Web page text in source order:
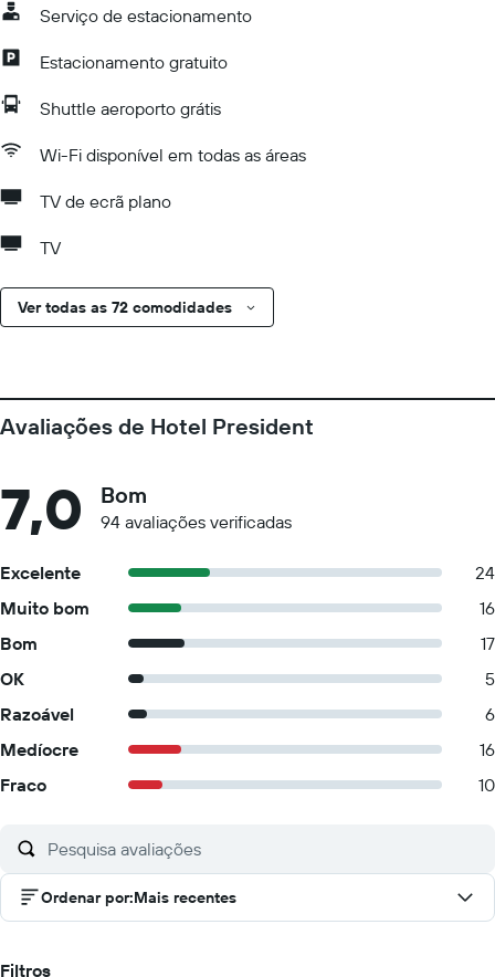
Serviço de estacionamento
Estacionamento gratuito
Shuttle aeroporto grátis
Wi-Fi disponível em todas as áreas
TV de ecrã plano
TV
Ver todas as 72 comodidades
Avaliações de Hotel President
7,0 Bom
94 avaliações verificadas
Excelente
24
Muito bom
16
Bom
17
OK
5
Razoável
6
Medíocre
16
Fraco
10
Ordenar por:Mais recentes
Filtros